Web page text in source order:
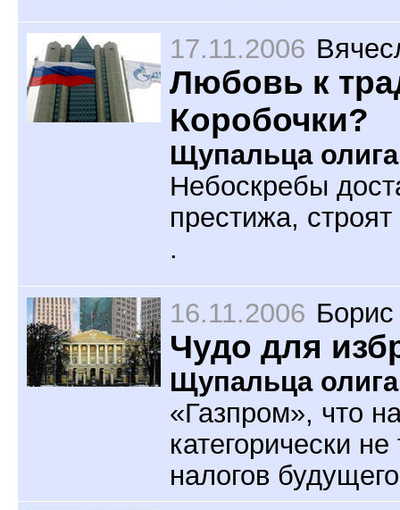
17.11.2006
Любовь к
Коробочки?
Щупальца
Небоскребы
престижа,
.
16.11.2006
Чудо для
Щупальца
«Газпром», что
категорически
налогов